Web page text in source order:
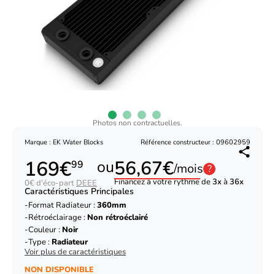
Photos non contractuelles.
Marque : EK Water Blocks Référence constructeur : 09602959
169€99
0€ d'éco-part DEEE
ou56,67€/mois ?
Financez à votre rythme de3xà 36x
Caractéristiques Principales
Format Radiateur :360mm
Rétroéclairage : Non rétroéclairé
Couleur : Noir
Type : Radiateur
Voir plus de caractéristiques
NON DISPONIBLE